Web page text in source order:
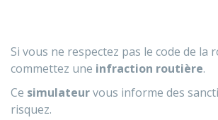
Si vous ne respectez pas le code de la
commettez une infraction routière.
Ce simulateurvous informe des
risquez.